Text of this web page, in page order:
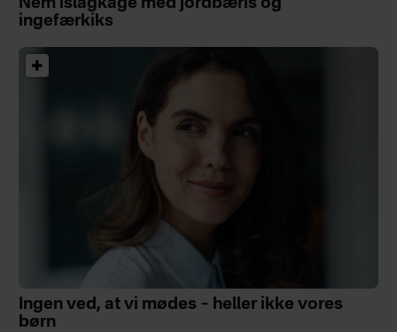
Nem islagkage med jordbæris og
ingefærkiks
Ingen ved, at vi mødes – heller ikke vores
børn